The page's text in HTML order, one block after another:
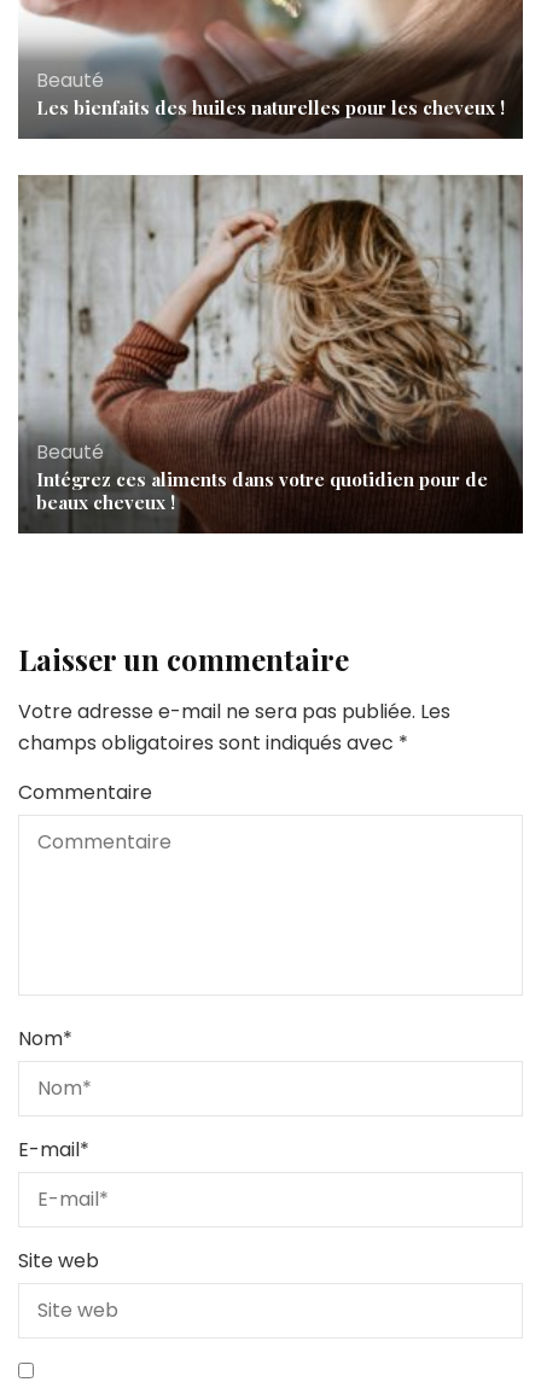
Beauté
Les bienfaits des huiles naturelles pour les cheveux !
Beauté
Intégrez ces aliments dans votre quotidien pour de
beaux cheveux !
Laisser un commentaire
Votre adresse e-mail ne sera pas publiée. Les
champs obligatoires sont indiqués avec *
Commentaire
Nom*
E-mail*
Site web